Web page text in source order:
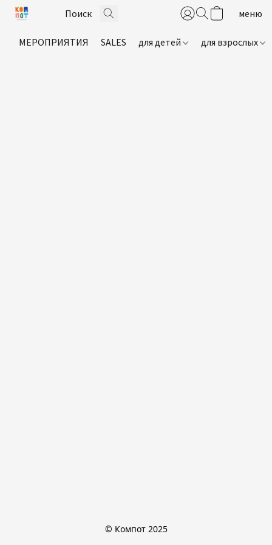
МЕРОПРИЯТИЯ SALES для детей для взрослых
© Компот 2025